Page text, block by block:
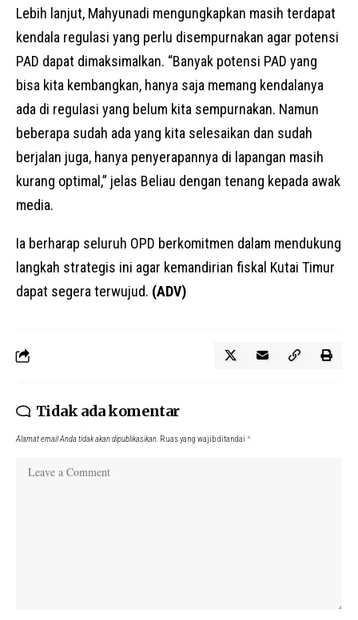
Lebih lanjut, Mahyunadi mengungkapkan masih terdapat
kendala regulasi yang perlu disempurnakan agar potensi
PAD dapat dimaksimalkan. “Banyak potensi PAD yang
bisa kita kembangkan, hanya saja memang kendalanya
ada di regulasi yang belum kita sempurnakan. Namun
beberapa sudah ada yang kita selesaikan dan sudah
berjalan juga, hanya penyerapannya di lapangan masih
kurang optimal,” jelas Beliau dengan tenang kepada awak
media.
Ia berharap seluruh OPD berkomitmen dalam mendukung
langkah strategis ini agar kemandirian fiskal Kutai Timur
dapat segera terwujud. (ADV)
Tidak ada komentar
Alamat email Anda tidak akan dipublikasikan. Ruas yang wajib ditandai *